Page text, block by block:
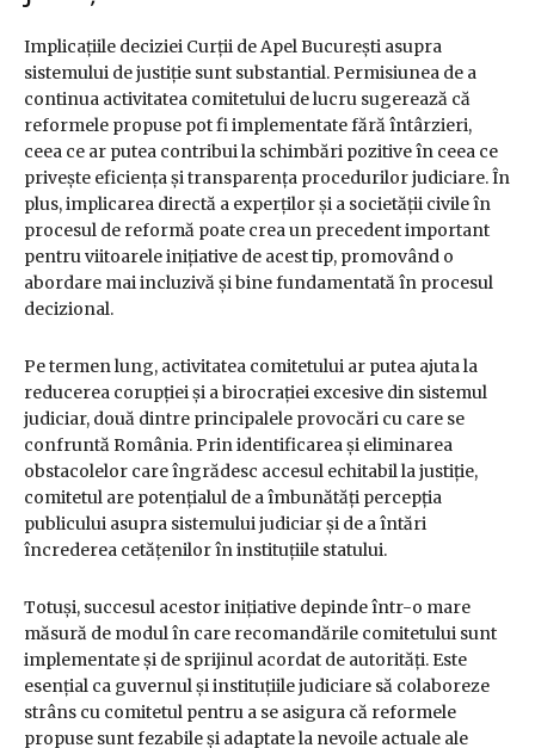
Implicațiile deciziei Curții de Apel București asupra
sistemului de justiție sunt substantial. Permisiunea de a
continua activitatea comitetului de lucru sugerează că
reformele propuse pot fi implementate fără întârzieri,
ceea ce ar putea contribui la schimbări pozitive în ceea ce
privește eficiența și transparența procedurilor judiciare. În
plus, implicarea directă a experților și a societății civile în
procesul de reformă poate crea un precedent important
pentru viitoarele inițiative de acest tip, promovând o
abordare mai incluzivă și bine fundamentată în procesul
decizional.
Pe termen lung, activitatea comitetului ar putea ajuta la
reducerea corupției și a birocrației excesive din sistemul
judiciar, două dintre principalele provocări cu care se
confruntă România. Prin identificarea și eliminarea
obstacolelor care îngrădesc accesul echitabil la justiție,
comitetul are potențialul de a îmbunătăți percepția
publicului asupra sistemului judiciar și de a întări
încrederea cetățenilor în instituțiile statului.
Totuși, succesul acestor inițiative depinde într-o mare
măsură de modul în care recomandările comitetului sunt
implementate și de sprijinul acordat de autorități. Este
esențial ca guvernul și instituțiile judiciare să colaboreze
strâns cu comitetul pentru a se asigura că reformele
propuse sunt fezabile și adaptate la nevoile actuale ale